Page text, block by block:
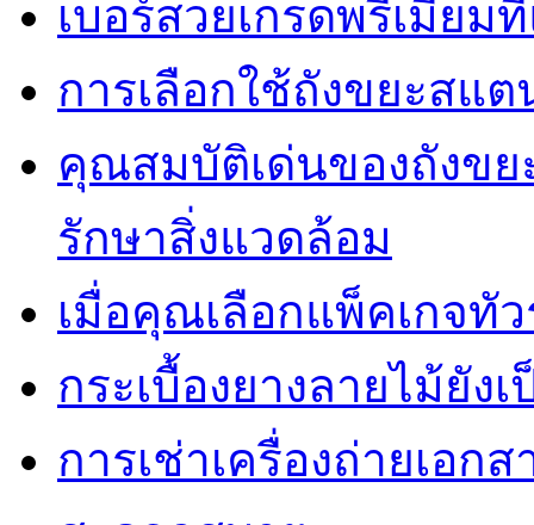
เบอร์สวยเกรดพรีเมี่ยม
การเลือกใช้ถังขยะสแต
คุณสมบัติเด่นของถังขย
รักษาสิ่งแวดล้อม
เมื่อคุณเลือกแพ็คเกจทัว
กระเบื้องยางลายไม้ยัง
การเช่าเครื่องถ่ายเอก